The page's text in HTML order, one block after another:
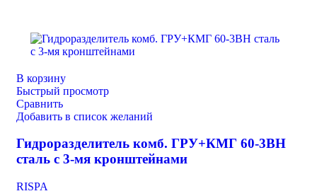
В корзину
Быстрый просмотр
Сравнить
Добавить в список желаний
Гидроразделитель комб. ГРУ+КМГ 60-3ВН
сталь с 3-мя кронштейнами
RISPA